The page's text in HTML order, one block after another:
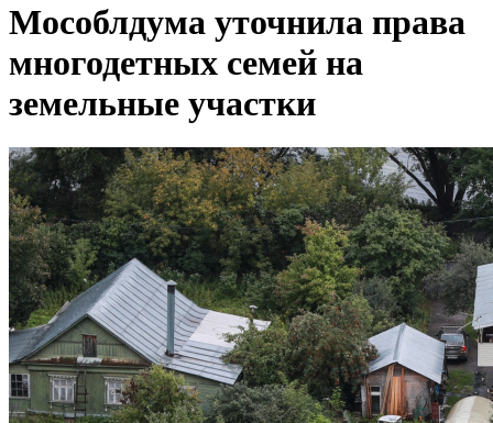
Мособлдума уточнила права
многодетных семей на
земельные участки